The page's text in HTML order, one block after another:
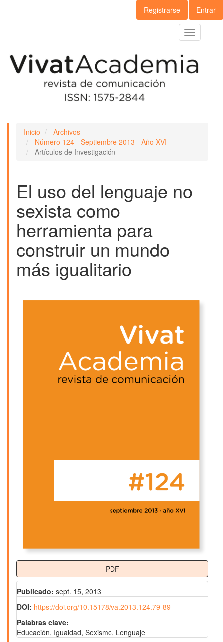
lateral
Registrarse Entrar
Toggle
navigation
Inicio
Archivos
Número 124 - Septiembre 2013 - Año XVI
Artículos de Investigación
El uso del lenguaje no
sexista como
herramienta para
construir un mundo
más igualitario
Barra
artículo
PDF
Publicado: sept. 15, 2013
DOI: https://doi.org/10.15178/va.2013.124.79-89
Palabras clave:
Educación, Igualdad, Sexismo, Lenguaje